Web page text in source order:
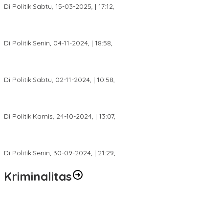
Di Politik|Sabtu, 15-03-2025, | 17:12,
Di Politik|Senin, 04-11-2024, | 18:58,
Di Politik|Sabtu, 02-11-2024, | 10:58,
Di Politik|Kamis, 24-10-2024, | 13:07,
Di Politik|Senin, 30-09-2024, | 21:29,
Kriminalitas